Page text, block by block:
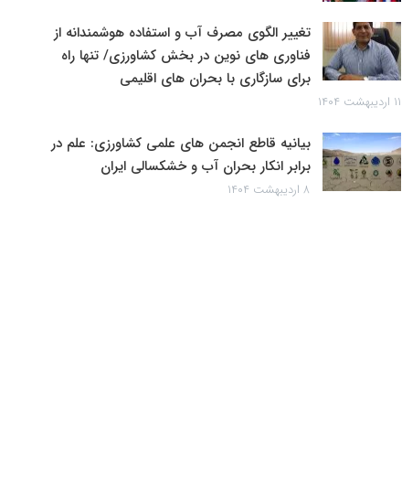
تغییر الگوی مصرف آب و استفاده هوشمندانه از
فناوری های نوین در بخش کشاورزی/ تنها راه
برای سازگاری با بحران های اقلیمی
۱۱ اردیبهشت ۱۴۰۴
بیانیه قاطع انجمن های علمی کشاورزی: علم در
برابر انکار بحران آب و خشکسالی ایران
۸ اردیبهشت ۱۴۰۴